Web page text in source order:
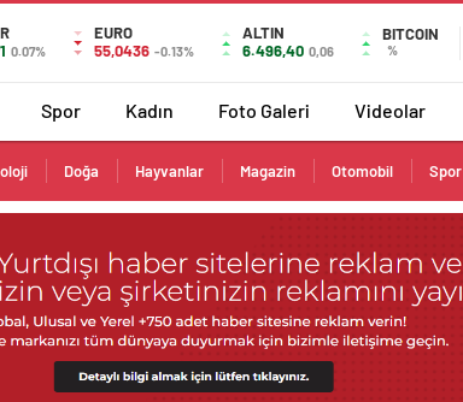
0.07%
EURO
55,0436 -0.13%
ALTIN
6.496,40 0,06
BITCOIN
%
Spor Kadın Foto Galeri Videolar
Doğa Hayvanlar Magazin Otomobil Spor